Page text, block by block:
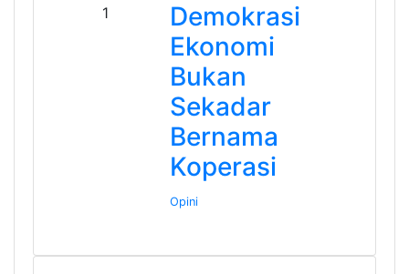
1
Demokrasi
Ekonomi
Bukan
Sekadar
Bernama
Koperasi
Opini